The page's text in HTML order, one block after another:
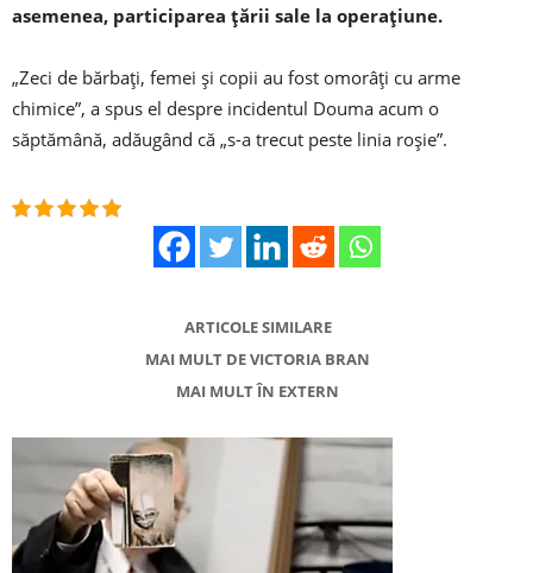
asemenea, participarea țării sale la operațiune.
„Zeci de bărbați, femei și copii au fost omorâți cu arme
chimice”, a spus el despre incidentul Douma acum o
săptămână, adăugând că „s-a trecut peste linia roșie”.
ARTICOLE SIMILARE
MAI MULT DE VICTORIA BRAN
MAI MULT ÎN EXTERN